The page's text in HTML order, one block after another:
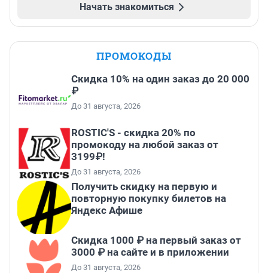
Начать знакомиться
ПРОМОКОДЫ
Скидка 10% на один заказ до 20 000
₽
До 31 августа, 2026
ROSTIC'S - скидка 20% по
промокоду на любой заказ от
3199₽!
До 31 августа, 2026
Получить скидку на первую и
повторную покупку билетов на
Яндекс Афише
Скидка 1000 ₽ на первый заказ от
3000 ₽ на сайте и в приложении
До 31 августа, 2026